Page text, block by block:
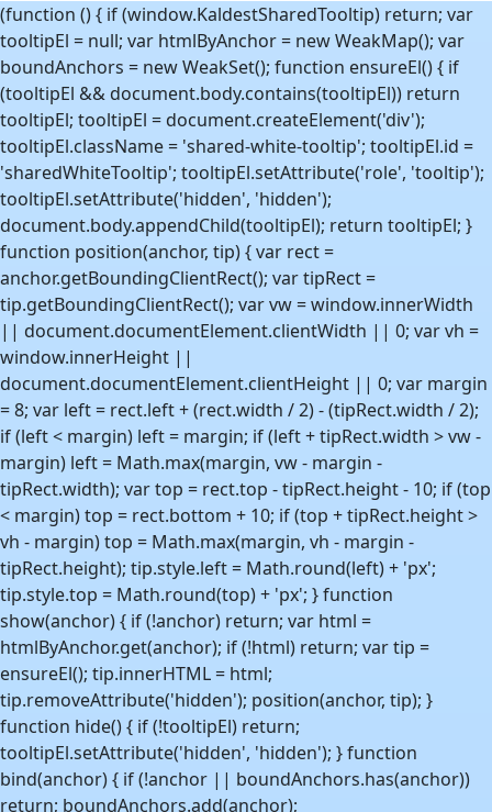
(function () { if (window.KaldestSharedTooltip) return; var
tooltipEl = null; var htmlByAnchor = new WeakMap(); var
boundAnchors = new WeakSet(); function ensureEl() { if
(tooltipEl && document.body.contains(tooltipEl)) return
tooltipEl; tooltipEl = document.createElement('div');
tooltipEl.className = 'shared-white-tooltip'; tooltipEl.id =
'sharedWhiteTooltip'; tooltipEl.setAttribute('role', 'tooltip');
tooltipEl.setAttribute('hidden', 'hidden');
document.body.appendChild(tooltipEl); return tooltipEl; }
function position(anchor, tip) { var rect =
anchor.getBoundingClientRect(); var tipRect =
tip.getBoundingClientRect(); var vw = window.innerWidth
|| document.documentElement.clientWidth || 0; var vh =
window.innerHeight ||
document.documentElement.clientHeight || 0; var margin
= 8; var left = rect.left + (rect.width / 2) - (tipRect.width / 2);
if (left < margin) left = margin; if (left + tipRect.width > vw -
margin) left = Math.max(margin, vw - margin -
tipRect.width); var top = rect.top - tipRect.height - 10; if (top
< margin) top = rect.bottom + 10; if (top + tipRect.height >
vh - margin) top = Math.max(margin, vh - margin -
tipRect.height); tip.style.left = Math.round(left) + 'px';
tip.style.top = Math.round(top) + 'px'; } function
show(anchor) { if (!anchor) return; var html =
htmlByAnchor.get(anchor); if (!html) return; var tip =
ensureEl(); tip.innerHTML = html;
tip.removeAttribute('hidden'); position(anchor, tip); }
function hide() { if (!tooltipEl) return;
tooltipEl.setAttribute('hidden', 'hidden'); } function
bind(anchor) { if (!anchor || boundAnchors.has(anchor))
return; boundAnchors.add(anchor);